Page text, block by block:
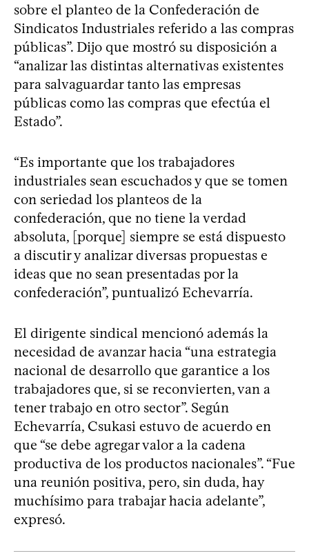
sobre el planteo de la Confederación de
Sindicatos Industriales referido a las compras
públicas”. Dijo que mostró su disposición a
“analizar las distintas alternativas existentes
para salvaguardar tanto las empresas
públicas como las compras que efectúa el
Estado”.
“Es importante que los trabajadores
industriales sean escuchados y que se tomen
con seriedad los planteos de la
confederación, que no tiene la verdad
absoluta, [porque] siempre se está dispuesto
a discutir y analizar diversas propuestas e
ideas que no sean presentadas por la
confederación”, puntualizó Echevarría.
El dirigente sindical mencionó además la
necesidad de avanzar hacia “una estrategia
nacional de desarrollo que garantice a los
trabajadores que, si se reconvierten, van a
tener trabajo en otro sector”. Según
Echevarría, Csukasi estuvo de acuerdo en
que “se debe agregar valor a la cadena
productiva de los productos nacionales”. “Fue
una reunión positiva, pero, sin duda, hay
muchísimo para trabajar hacia adelante”,
expresó.